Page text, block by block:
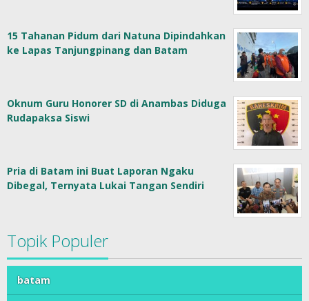
15 Tahanan Pidum dari Natuna Dipindahkan
ke Lapas Tanjungpinang dan Batam
Oknum Guru Honorer SD di Anambas Diduga
Rudapaksa Siswi
Pria di Batam ini Buat Laporan Ngaku
Dibegal, Ternyata Lukai Tangan Sendiri
Topik Populer
batam